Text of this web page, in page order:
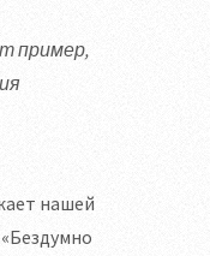
пример,
нашей